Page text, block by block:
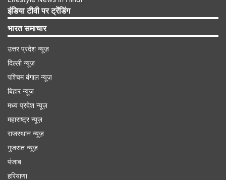
की टीम पहली पारी में 152 रन बना सकी और उसके बाद
दूसरी पारी में केवल 112 रन ही बना सकी।
इंडिया टीवी पर ट्रेंडिंग
भारत समाचार
उत्तर प्रदेश न्यूज़
दिल्ली न्यूज़
पश्चिम बंगाल न्यूज़
बिहार न्यूज़
मध्य प्रदेश न्यूज़
महाराष्ट्र न्यूज़
राजस्थान न्यूज़
गुजरात न्यूज़
पंजाब
हरियाणा